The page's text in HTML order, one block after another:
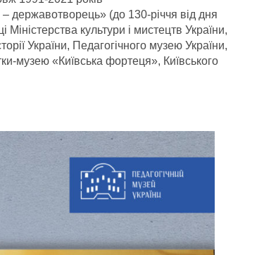
державотворець» (до 130-річчя від дня
культури і мистецтв України,
України, Педагогічного музею України,
музею «Київська фортеця», Київського